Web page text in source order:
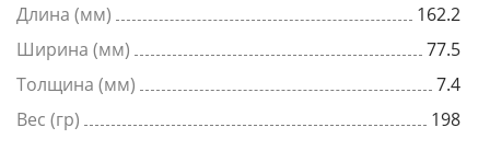
Длина (мм)
162.2
Ширина (мм)
77.5
Толщина (мм)
7.4
Вес (гр)
198